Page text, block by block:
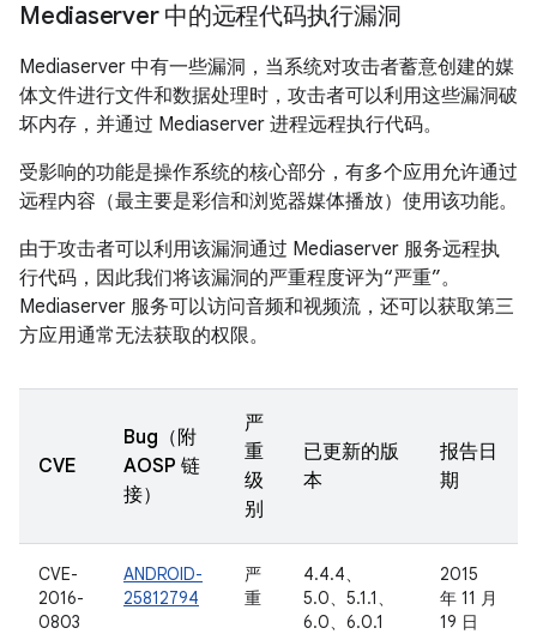
Mediaserver 中的远程代码执行漏洞
Mediaserver 中有一些漏洞，当系统对攻击者蓄意创建的媒
体文件进行文件和数据处理时，攻击者可以利用这些漏洞破
坏内存，并通过 Mediaserver 进程远程执行代码。
受影响的功能是操作系统的核心部分，有多个应用允许通过
远程内容（最主要是彩信和浏览器媒体播放）使用该功能。
由于攻击者可以利用该漏洞通过 Mediaserver 服务远程执
行代码，因此我们将该漏洞的严重程度评为“严重”。
Mediaserver 服务可以访问音频和视频流，还可以获取第三
方应用通常无法获取的权限。
CVE
Bug（附
AOSP 链
接）
严
重
级
别
已更新的版
本
报告日
期
CVE-
2016-
0803
ANDROID-
25812794
严
重
4.4.4、
5.0、5.1.1、
6.0、6.0.1
2015
年 11 月
19 日